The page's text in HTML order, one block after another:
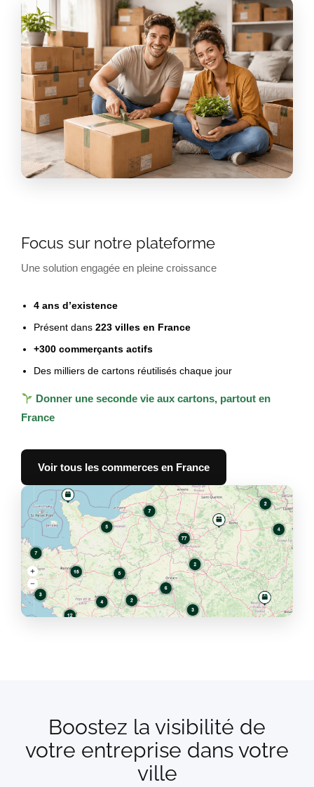
Focus sur notre plateforme
Une solution engagée en pleine croissance
4 ans d’existence
Présent dans 223 villes en France
+300 commerçants actifs
Des milliers de cartons réutilisés chaque jour
Donner une seconde vie aux cartons, partout en
France
Voir tous les commerces en France
Boostez la visibilité de
votre entreprise dans votre
ville